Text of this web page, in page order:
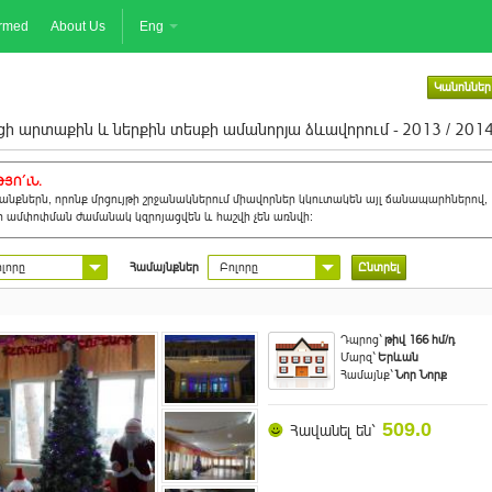
About Us Eng
Կանոններ
արտաքին և ներքին տեսքի ամանորյա ձևավորում - 2013 / 2014
որոնք մրցույթի շրջանակներում միավորներ կկուտակեն այլ ճանապարհներով,
ամփոփման ժամանակ կզրոյացվեն և հաշվի չեն առնվի:
Բոլորը
Համայնքներ Ընտրել
Դպրոց`թիվ 166 հմ/դ
Մարզ`Երևան
Համայնք`Նոր Նորք
Հավանել են` 509.0